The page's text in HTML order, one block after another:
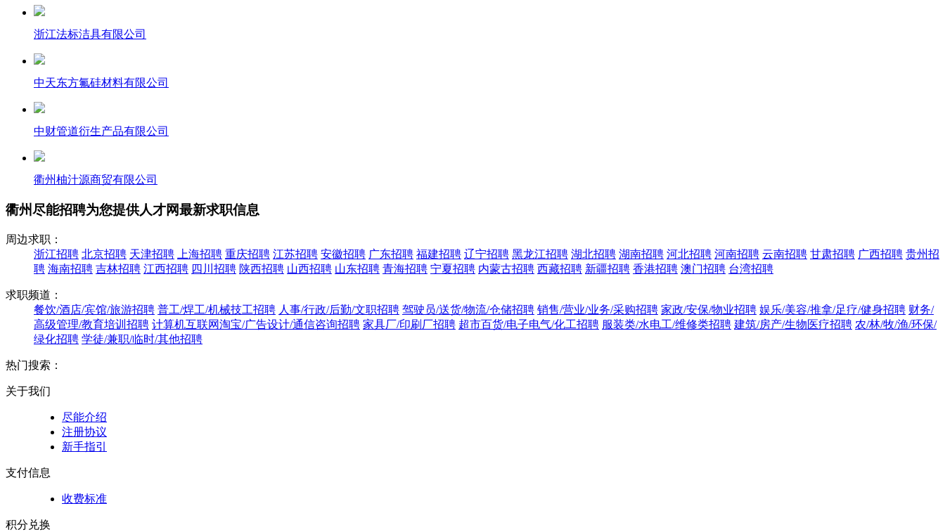
浙江法标洁具有限公司
中天东方氟硅材料有限公司
中财管道衍生产品有限公司
衢州柚汁源商贸有限公司
衢州尽能招聘为您提供人才网最新求职信息
周边求职：
浙江招聘 北京招聘 天津招聘 上海招聘 重庆招聘 江苏招聘 安徽招聘 广东招聘 福建招聘 辽宁招聘 黑龙江招聘 湖北招聘 湖南招聘 河北招聘 河南招聘 云南招聘 甘肃招聘 广西招聘 贵州招
聘 海南招聘 吉林招聘 江西招聘 四川招聘 陕西招聘 山西招聘 山东招聘 青海招聘 宁夏招聘 内蒙古招聘 西藏招聘 新疆招聘 香港招聘 澳门招聘 台湾招聘
求职频道：
餐饮/酒店/宾馆/旅游招聘 普工/焊工/机械技工招聘 人事/行政/后勤/文职招聘 驾驶员/送货/物流/仓储招聘 销售/营业/业务/采购招聘 家政/安保/物业招聘 娱乐/美容/推拿/足疗/健身招聘 财务/
高级管理/教育培训招聘 计算机互联网淘宝/广告设计/通信咨询招聘 家具厂/印刷厂招聘 超市百货/电子电气/化工招聘 服装类/水电工/维修类招聘 建筑/房产/生物医疗招聘 农/林/牧/渔/环保/
绿化招聘 学徒/兼职/临时/其他招聘
热门搜索：
关于我们
尽能介绍
注册协议
新手指引
支付信息
收费标准
积分兑换